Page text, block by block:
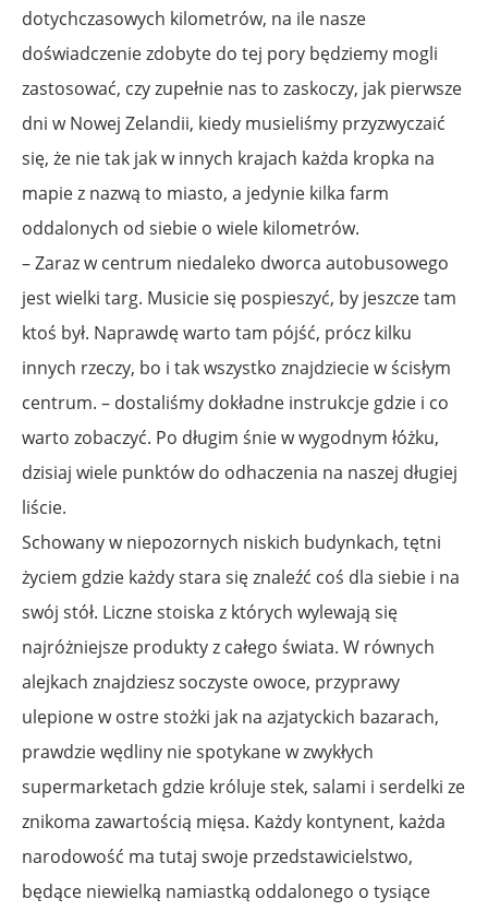
dotychczasowych kilometrów, na ile nasze
doświadczenie zdobyte do tej pory będziemy mogli
zastosować, czy zupełnie nas to zaskoczy, jak pierwsze
dni w Nowej Zelandii, kiedy musieliśmy przyzwyczaić
się, że nie tak jak w innych krajach każda kropka na
mapie z nazwą to miasto, a jedynie kilka farm
oddalonych od siebie o wiele kilometrów.
– Zaraz w centrum niedaleko dworca autobusowego
jest wielki targ. Musicie się pospieszyć, by jeszcze tam
ktoś był. Naprawdę warto tam pójść, prócz kilku
innych rzeczy, bo i tak wszystko znajdziecie w ścisłym
centrum. – dostaliśmy dokładne instrukcje gdzie i co
warto zobaczyć. Po długim śnie w wygodnym łóżku,
dzisiaj wiele punktów do odhaczenia na naszej długiej
liście.
Schowany w niepozornych niskich budynkach, tętni
życiem gdzie każdy stara się znaleźć coś dla siebie i na
swój stół. Liczne stoiska z których wylewają się
najróżniejsze produkty z całego świata. W równych
alejkach znajdziesz soczyste owoce, przyprawy
ulepione w ostre stożki jak na azjatyckich bazarach,
prawdzie wędliny nie spotykane w zwykłych
supermarketach gdzie króluje stek, salami i serdelki ze
znikoma zawartością mięsa. Każdy kontynent, każda
narodowość ma tutaj swoje przedstawicielstwo,
będące niewielką namiastką oddalonego o tysiące